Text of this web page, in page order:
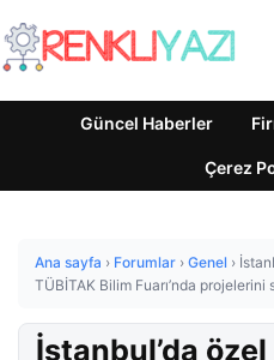
Güncel Haberler
Çerez
Ana sayfa › Forumlar › Genel ›
TÜBİTAK Bilim Fuarı’nda projelerini
İstanbul’da